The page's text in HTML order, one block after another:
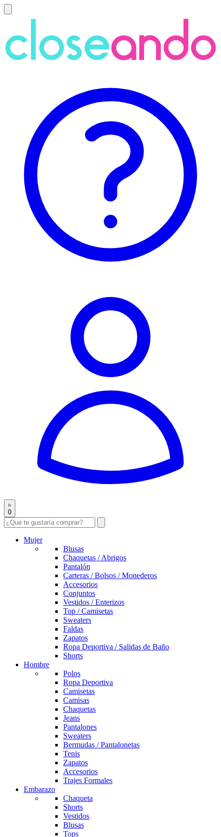
0
Mujer
Blusas
Chaquetas / Abrigos
Pantalón
Carteras / Bolsos / Monederos
Accesorios
Conjuntos
Vestidos / Enterizos
Top / Camisetas
Sweaters
Faldas
Zapatos
Ropa Deportiva / Salidas de Baño
Shorts
Hombre
Polos
Ropa Deportiva
Camisetas
Camisas
Chaquetas
Jeans
Pantalones
Sweaters
Bermudas / Pantalonetas
Tenis
Zapatos
Accesorios
Trajes Formales
Embarazo
Chaqueta
Shorts
Vestidos
Blusas
Tops